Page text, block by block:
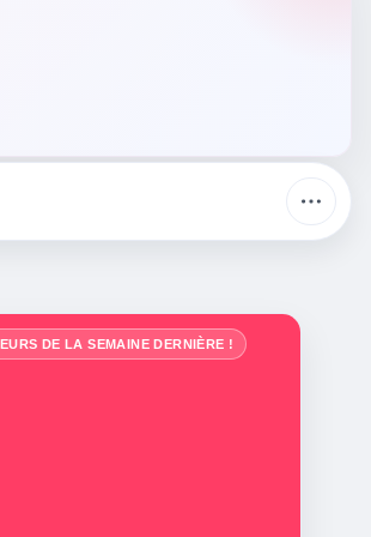
DE LA SEMAINE DERNIÈRE !